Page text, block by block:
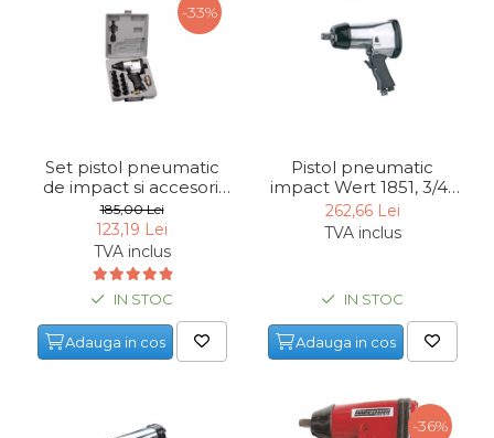
-33%
Set pistol pneumatic
de impact si accesorii
Wert W1855, 1/2", 6-8
bari, 17 piese
185,00 Lei
123,19 Lei
TVA inclus
IN STOC
Adauga in cos
Pistol pneumatic
impact Wert 1851, 3/4",
6-8 bari, 680 Nm
262,66 Lei
TVA inclus
IN STOC
Adauga in cos
-36%